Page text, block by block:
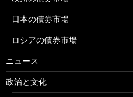
日本の債券市場
ロシアの債券市場
ニュース
政治と文化